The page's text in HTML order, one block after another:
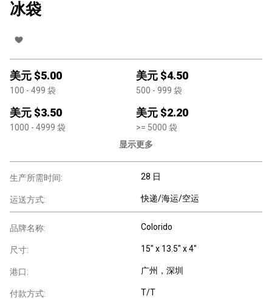
冰袋
美元 $5.00
100 - 499 袋
美元 $4.50
500 - 999 袋
美元 $3.50
1000 - 4999 袋
美元 $2.20
>= 5000 袋
显示更多
生产所需时间: 28 日
运送方式: 快递/海运/空运
品牌名称: Colorido
尺寸: 15" x 13.5" x 4"
港口: 广州，深圳
付款方式: T/T